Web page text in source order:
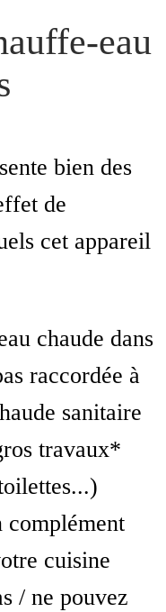
eau
bien des
de
cet appareil
chaude dans
raccordée à
sanitaire
travaux*
complément
cuisine
/ ne pouvez